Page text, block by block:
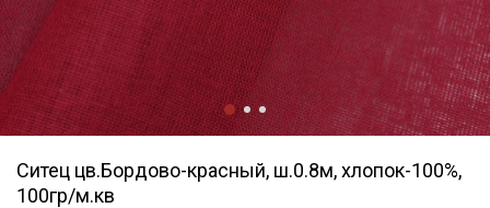
Ситец цв.Бордово-красный, ш.0.8м, хлопок-100%,
100гр/м.кв